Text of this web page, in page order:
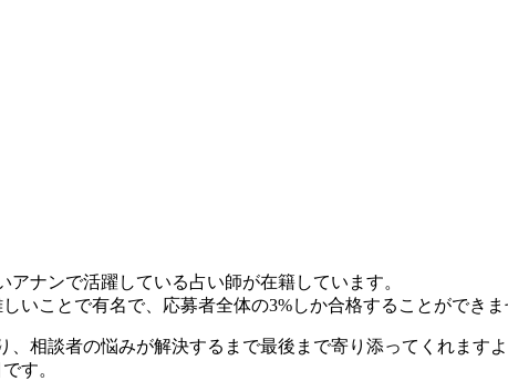
アナンで活躍している占い師が在籍しています。
いことで有名で、応募者全体の3%しか合格することができ
、相談者の悩みが解決するまで最後まで寄り添ってくれます
す。